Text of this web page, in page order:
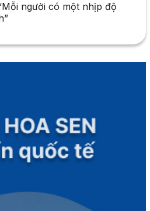
người có một nhịp độ